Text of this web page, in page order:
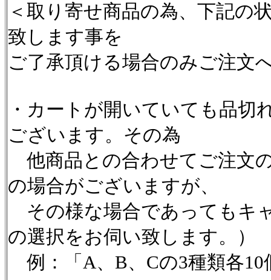
＜取り寄せ商品の為、下記の
致します事を
ご了承頂ける場合のみご注文
・カートが開いていても品切
ございます。その為
他商品との合わせてご注文
の場合がございますが、
その様な場合であってもキ
の選択をお伺い致します。）
例：「A、B、Cの3種類各10